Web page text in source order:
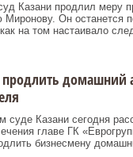
Казани продлил меру
Миронову. Он останется
на том настаивало
продлить домашний
суде Казани сегодня
главе ГК
бизнесмену